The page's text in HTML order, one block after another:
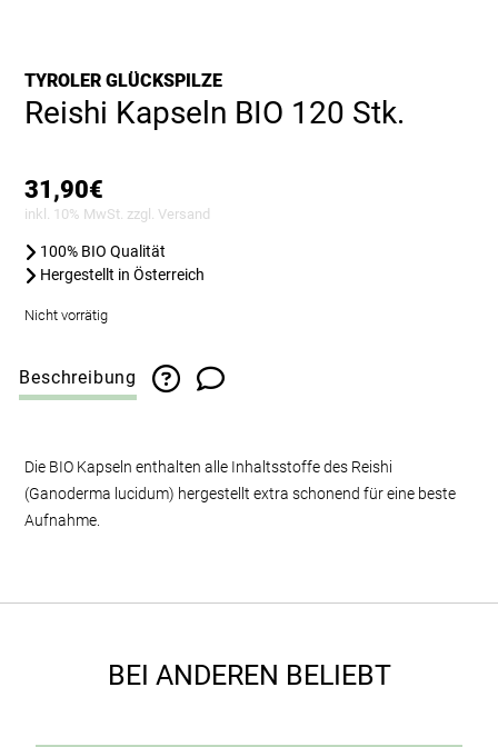
TYROLER GLÜCKSPILZE
Reishi Kapseln BIO 120 Stk.
31,90€
inkl. 10% MwSt. zzgl.Versand
100% BIO Qualität
Hergestellt in Österreich
Nicht vorrätig
Beschreibung
Die BIO Kapseln enthalten alle Inhaltsstoffe des Reishi
(Ganoderma lucidum) hergestellt extra schonend für eine beste
Aufnahme.
BEI ANDEREN BELIEBT